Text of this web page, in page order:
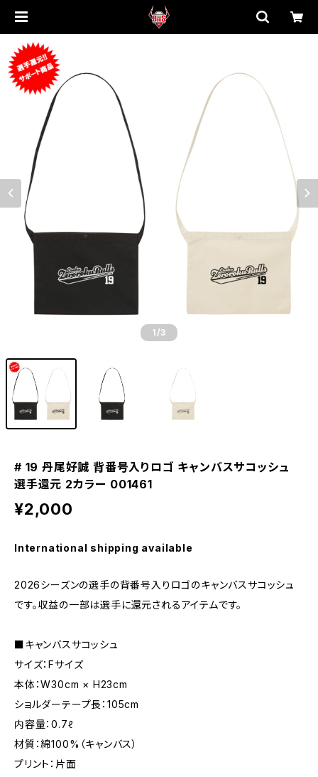
1 /3
# 19 丹尾好誠 背番号入りロゴ キャンバスサコッシュ
選手還元 2カラー 001461
¥2,000
International shipping available
2026シーズンの選手の背番号入りロゴのキャンバスサコッシュ
です。収益の一部は選手に還元されるアイテムです。
■キャンバスサコッシュ
サイズ：Fサイズ
本体：W30cm × H23cm
ショルダーテープ長：105cm
内容量：0.7ℓ
材質：綿100%（キャンバス）
プリント：片面